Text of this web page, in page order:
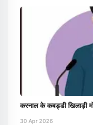
करनाल के कबड्डी खिलाड़ी
30 Apr 2026